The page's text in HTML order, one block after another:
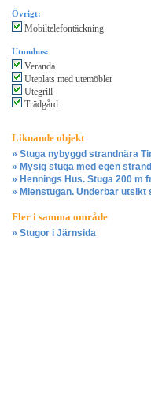
Övrigt:
Mobiltelefontäckning
Utomhus:
Veranda
Uteplats med utemöbler
Utegrill
Trädgård
Liknande objekt
» Stuga nybyggd strandnära
» Mysig stuga med egen
» Hennings Hus. Stuga 200 m
» Mienstugan. Underbar utsikt
Fler i samma område
» Stugor i Järnsida